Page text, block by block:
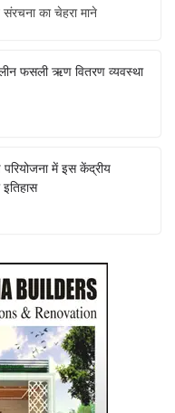
का चेहरा माने
फसली ऋण वितरण व्यवस्था
में इस केंद्रीय